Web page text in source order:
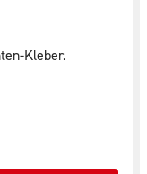
Kleber.